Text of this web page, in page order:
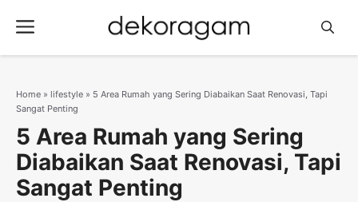
Menu
Home » lifestyle » 5 Area Rumah yang Sering Diabaikan Saat Renovasi, Tapi
Sangat Penting
5 Area Rumah yang Sering
Diabaikan Saat Renovasi, Tapi
Sangat Penting